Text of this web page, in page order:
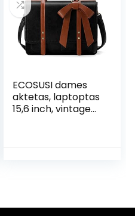
ECOSUSI dames
aktetas, laptoptas
15,6 inch, vintage